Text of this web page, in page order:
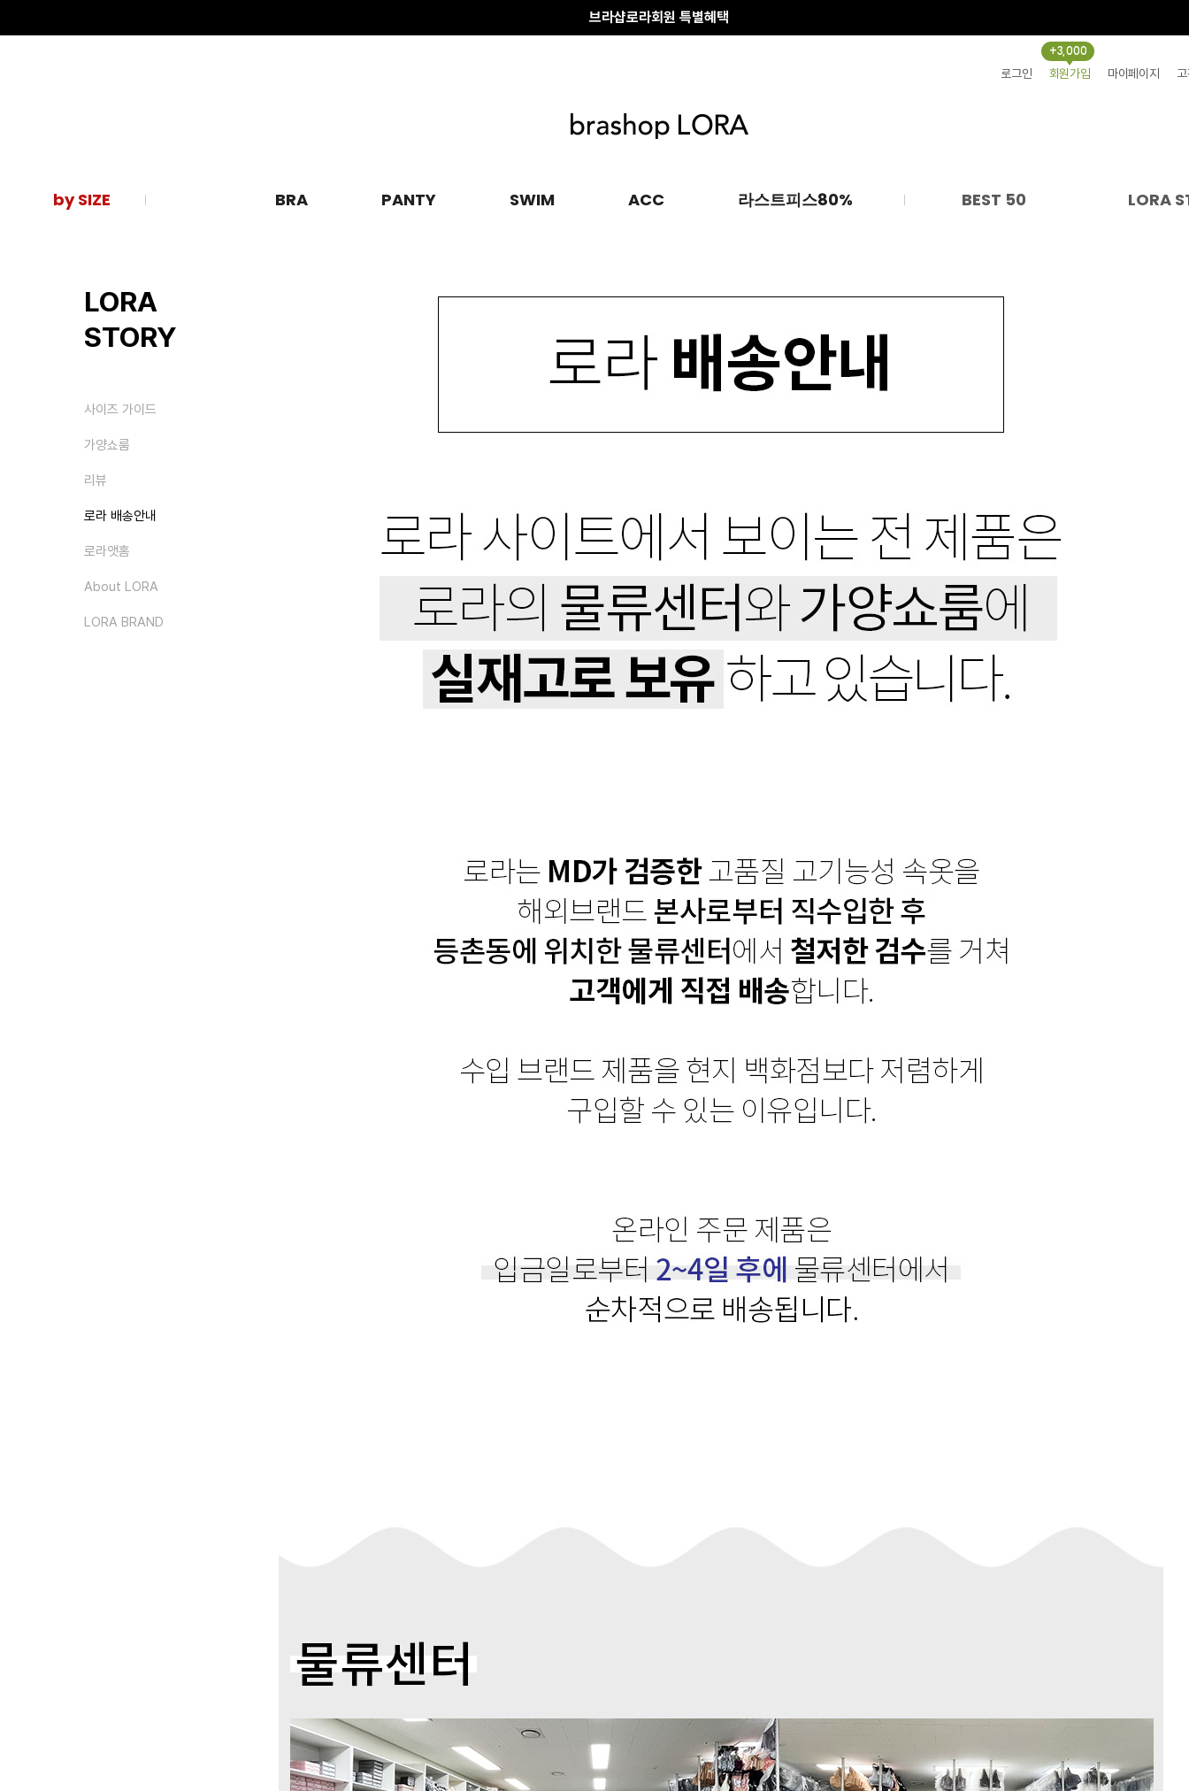
브라샵로라회원 특별혜택
로그인 회원가입
+3,000
마이페이지
by SIZE BRA PANTY SWIM ACC 라스트피스80% BEST 50 LORA
LORA
STORY
사이즈 가이드
가양쇼룸
리뷰
로라 배송안내
로라앳홈
About LORA
LORA BRAND